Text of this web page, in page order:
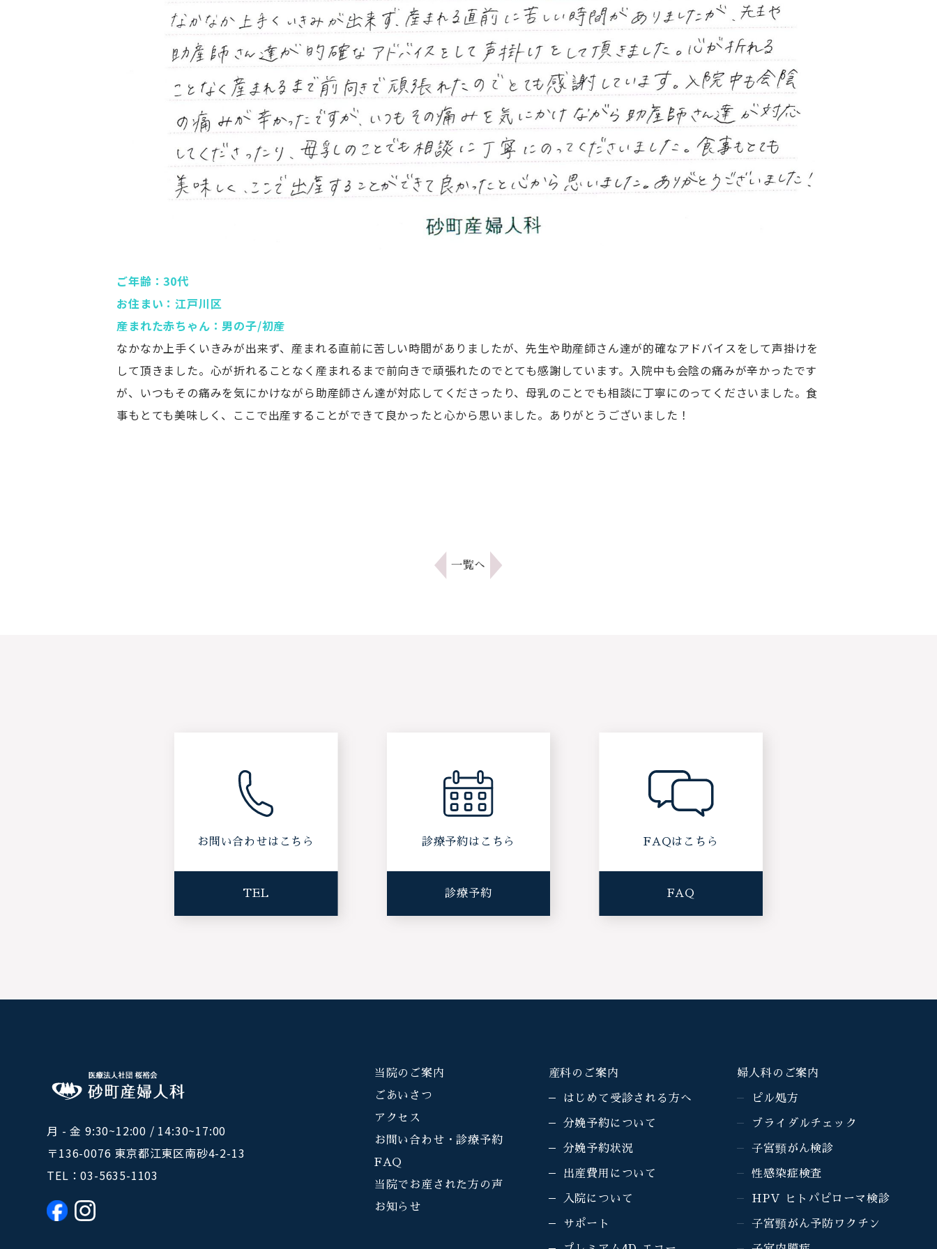
ご年齢：30代
お住まい：江戸川区
産まれた赤ちゃん：男の子/初産
なかなか上手くいきみが出来ず、産まれる直前に苦しい時間がありましたが、先生や助産師さん達が的確なアドバイスをして声掛けを
して頂きました。心が折れることなく産まれるまで前向きで頑張れたのでとても感謝しています。入院中も会陰の痛みが辛かったです
が、いつもその痛みを気にかけながら助産師さん達が対応してくださったり、母乳のことでも相談に丁寧にのってくださいました。食
事もとても美味しく、ここで出産することができて良かったと心から思いました。ありがとうございました！
一覧へ
お問い合わせはこちら
TEL
診療予約はこちら
診療予約
FAQはこちら
FAQ
月 - 金 9:30~12:00 / 14:30~17:00
〒136-0076 東京都江東区南砂4-2-13
TEL：03-5635-1103
当院のご案内
ごあいさつ
アクセス
お問い合わせ・診療予約
FAQ
当院でお産された方の声
お知らせ
産科のご案内
はじめて受診される方へ
分娩予約について
分娩予約状況
出産費用について
入院について
サポート
婦人科のご案内
ピル処方
ブライダルチェック
子宮頸がん検診
性感染症検査
HPV ヒトパピローマ検診
子宮頸がん予防ワクチン